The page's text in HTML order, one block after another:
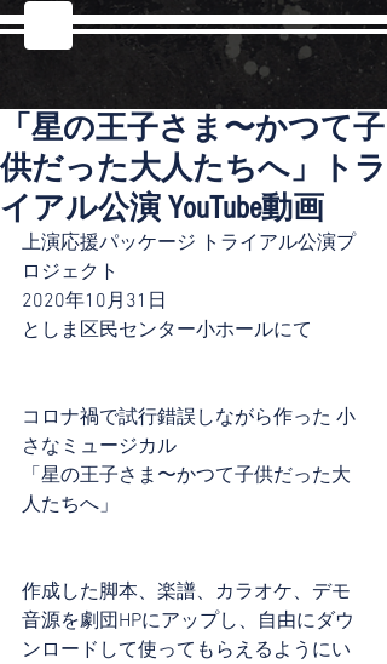
「星の王子さま〜かつて子
供だった大人たちへ」トラ
イアル公演 YouTube動画
上演応援パッケージ トライアル公演プ
ロジェクト
2020年10月31日
としま区民センター小ホールにて
コロナ禍で試行錯誤しながら作った 小
さなミュージカル
「星の王子さま〜かつて子供だった大
人たちへ」
作成した脚本、楽譜、カラオケ、デモ
音源を劇団HPにアップし、自由にダウ
ンロードして使ってもらえるようにい